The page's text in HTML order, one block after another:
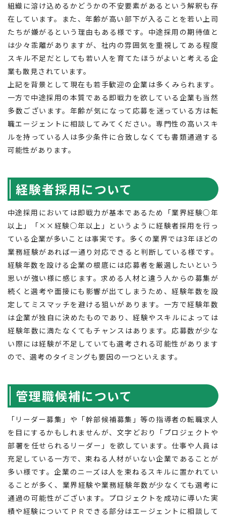
運営会社について
企業担当者の方へ
お問い合わせ
組織に溶け込めるかどうかの不安要素があるという解釈も存
在しています。また、年齢が高い部下が入ることを若い上司
たちが嫌がるという理由もある様です。中途採用の期待値と
は少々乖離がありますが、社内の雰囲気を重視してある程度
スキル不足だとしても若い人を育てたほうがよいと考える企
業も散見されています。
上記を背景として現在も若手歓迎の企業は多くみられます。
一方で中途採用の本質である即戦力を欲している企業も当然
多数ございます。年齢が気になって応募を迷っている方は転
職エージェントに相談してみてください。専門性の高いスキ
ルを持っている人は多少条件に合致しなくても書類通過する
可能性があります。
経験者採用について
中途採用においては即戦力が基本であるため「業界経験○年
以上」「××経験○年以上」というように経験者採用を行っ
ている企業が多いことは事実です。多くの業界では3年ほどの
業務経験があれば一通り対応できると判断している様です。
経験年数を設ける企業の根底には応募者を厳選したいという
思いが強い様に感じます。求める人材と違う人からの募集が
続くと選考や面接にも影響が出てしまうため、経験年数を設
定してミスマッチを避ける狙いがあります。一方で経験年数
は企業が独自に決めたものであり、経験やスキルによっては
経験年数に満たなくてもチャンスはあります。応募数が少な
い際には経験が不足していても選考される可能性があります
ので、選考のタイミングも要因の一つといえます。
管理職候補について
「リーダー募集」や「幹部候補募集」等の指導者の転職求人
を目にするかもしれませんが、文字どおり「プロジェクトや
部署を任せられるリーダー」を欲しています。仕事や人員は
充足している一方で、束ねる人材がいない企業であることが
多い様です。企業のニーズは人を束ねるスキルに置かれてい
ることが多く、業界経験や業務経験年数が少なくても選考に
通過の可能性がございます。プロジェクトを成功に導いた実
績や経験についてＰＲできる部分はエージェントに相談して